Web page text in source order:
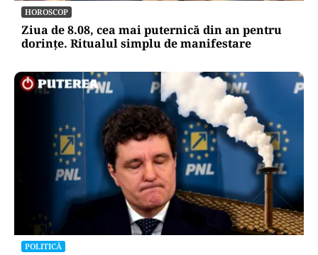
HOROSCOP
Ziua de 8.08, cea mai puternică din an pentru
dorințe. Ritualul simplu de manifestare
POLITICĂ